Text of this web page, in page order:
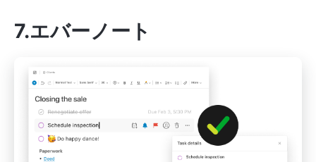
7.エバーノート